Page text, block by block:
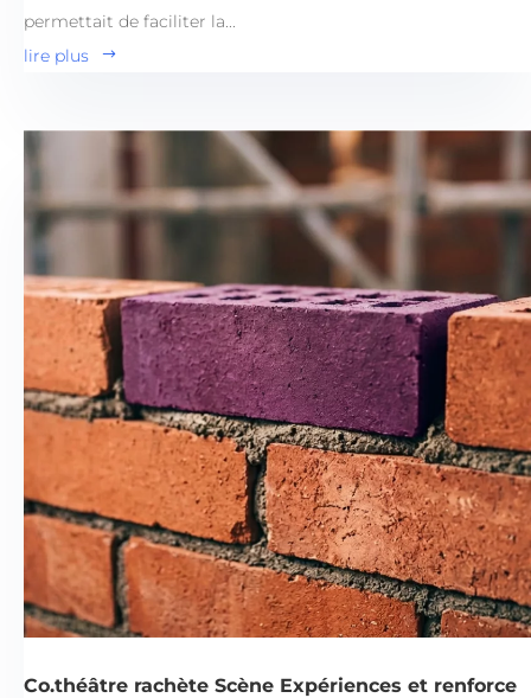
permettait de faciliter la...
lire plus
Co.théâtre rachète Scène Expériences et renforce